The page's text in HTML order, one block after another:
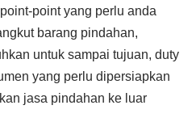
point yang perlu anda
barang pindahan,
untuk sampai tujuan, duty
yang perlu dipersiapkan
jasa pindahan ke luar